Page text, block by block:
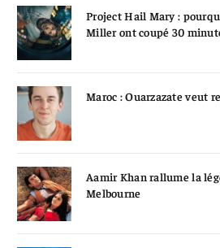
Project Hail Mary :
Miller ont coupé 30
Maroc : Ouarzazate veut
Aamir Khan rallume la
Melbourne